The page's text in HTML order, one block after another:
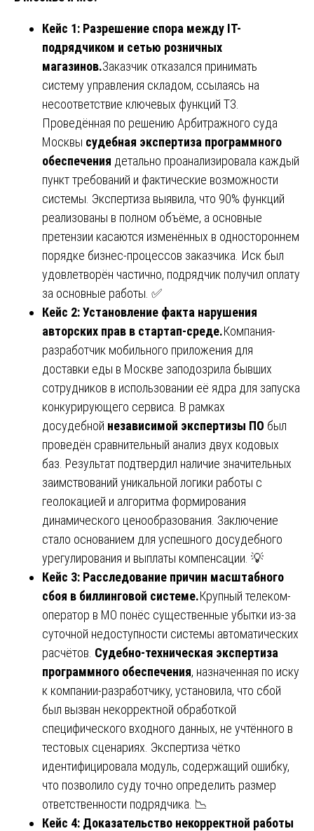
Кейс 1: Разрешение спора между IT-
подрядчиком и сетью розничных
магазинов.Заказчик отказался принимать
систему управления складом, ссылаясь на
несоответствие ключевых функций ТЗ.
Проведённая по решению Арбитражного суда
Москвы судебная экспертиза программного
обеспечения детально проанализировала каждый
пункт требований и фактические возможности
системы. Экспертиза выявила, что 90% функций
реализованы в полном объёме, а основные
претензии касаются изменённых в одностороннем
порядке бизнес-процессов заказчика. Иск был
удовлетворён частично, подрядчик получил оплату
за основные работы. ✅
Кейс 2: Установление факта нарушения
авторских прав в стартап-среде.Компания-
разработчик мобильного приложения для
доставки еды в Москве заподозрила бывших
сотрудников в использовании её ядра для запуска
конкурирующего сервиса. В рамках
досудебной независимой экспертизы ПО был
проведён сравнительный анализ двух кодовых
баз. Результат подтвердил наличие значительных
заимствований уникальной логики работы с
геолокацией и алгоритма формирования
динамического ценообразования. Заключение
стало основанием для успешного досудебного
урегулирования и выплаты компенсации. 💡
Кейс 3: Расследование причин масштабного
сбоя в биллинговой системе.Крупный телеком-
оператор в МО понёс существенные убытки из-за
суточной недоступности системы автоматических
расчётов. Судебно-техническая экспертиза
программного обеспечения, назначенная по иску
к компании-разработчику, установила, что сбой
был вызван некорректной обработкой
специфического входного данных, не учтённого в
тестовых сценариях. Экспертиза чётко
идентифицировала модуль, содержащий ошибку,
что позволило суду точно определить размер
ответственности подрядчика. 📉
Кейс 4: Доказательство некорректной работы